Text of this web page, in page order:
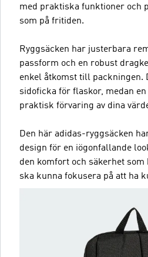
med praktiska funktioner och
som på fritiden.
Ryggsäcken har justerbara
passform och en robust
enkel åtkomst till packningen.
sidoficka för flaskor, medan
praktisk förvaring av dina
Den här adidas-ryggsäcken
design för en iögonfallande
den komfort och säkerhet
ska kunna fokusera på att ha